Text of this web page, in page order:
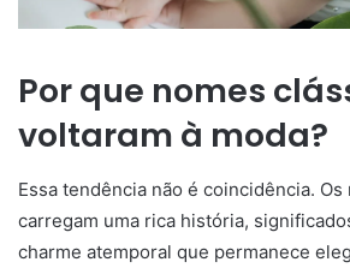
Por que nomes
voltaram à moda?
Essa tendência não é coincidência.
carregam uma rica história,
charme atemporal que permanece